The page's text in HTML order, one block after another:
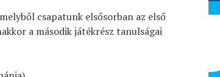
csapatunk elsősorban az első
a második játékrész tanulságai